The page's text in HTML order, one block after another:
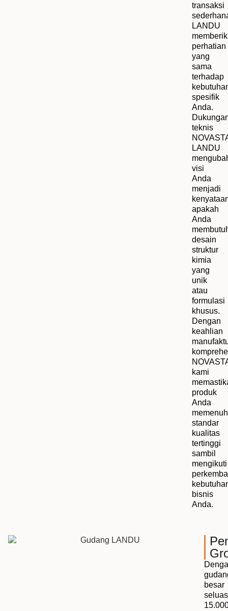
transaksi
LANDU
perhatian
yang
sama
terhadap
spesifik
Anda.
teknis
LANDU
visi
Anda
menjadi
apakah
Anda
desain
struktur
kimia
yang
unik
atau
formulasi
khusus.
Dengan
keahlian
kami
produk
Anda
standar
kualitas
tertinggi
sambil
mengikuti
bisnis
Anda.
besar
seluas